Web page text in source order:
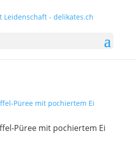
Püree mit pochiertem Ei